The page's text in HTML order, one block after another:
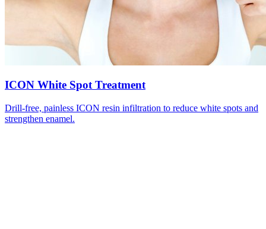
ICON White Spot Treatment
Drill-free, painless ICON resin infiltration to reduce white spots and
strengthen enamel.